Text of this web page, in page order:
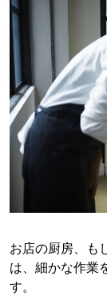
お店の厨房、も
は、細かな作業
す。